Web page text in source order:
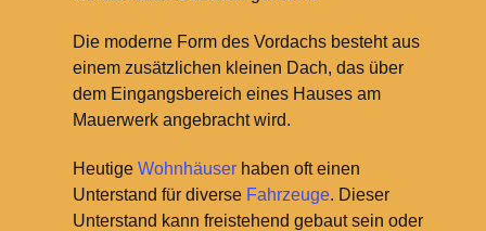
Die moderne Form des Vordachs besteht aus
einem zusätzlichen kleinen Dach, das über
dem Eingangsbereich eines Hauses am
Mauerwerk angebracht wird.
Heutige Wohnhäuserhaben oft einen
Unterstand für diverse Fahrzeuge. Dieser
Unterstand kann freistehend gebaut sein oder